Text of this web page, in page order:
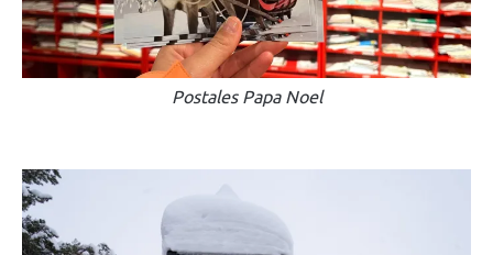
Postales Papa Noel